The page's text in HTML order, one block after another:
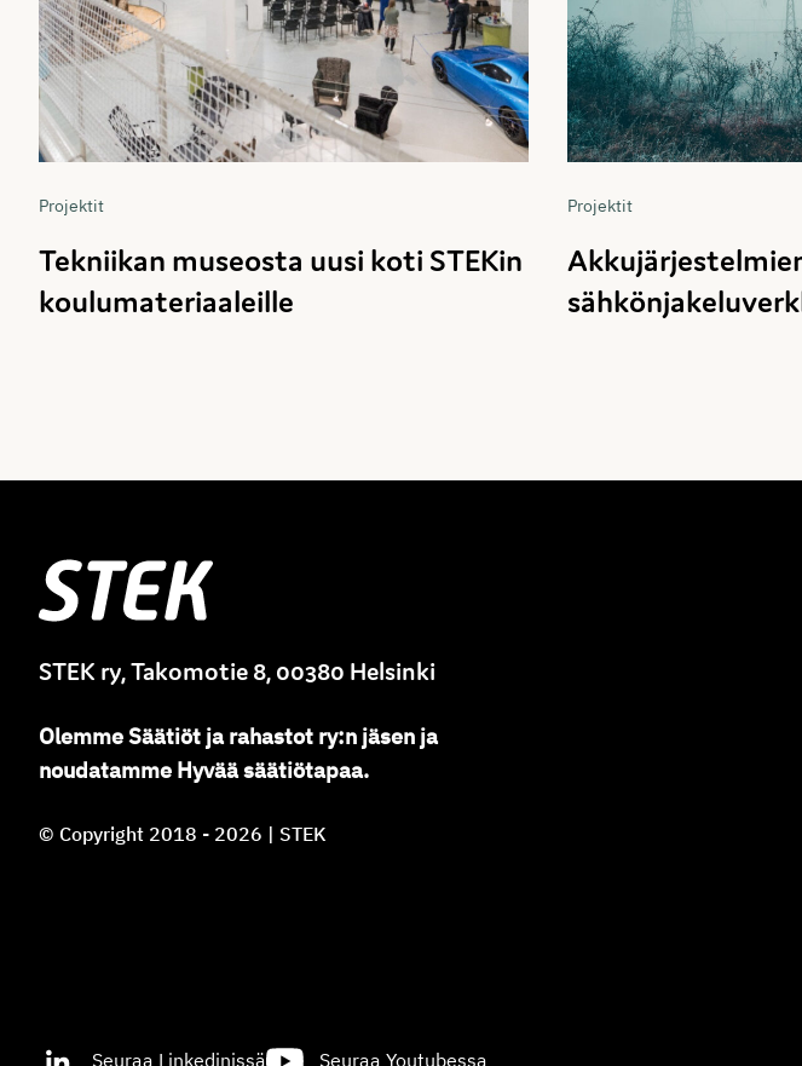
Projektit
Tekniikan museosta uusi koti STEKin
koulumateriaaleille
Projektit
Stek
STEK ry, Takomotie 8, 00380 Helsinki
OlemmeSäätiöt ja rahastot ry:n jäsen ja
noudatamme Hyvää säätiötapaa.
© Copyright 2018 - 2026 | STEK
Seuraa Linkedinissä Seuraa Youtubessa